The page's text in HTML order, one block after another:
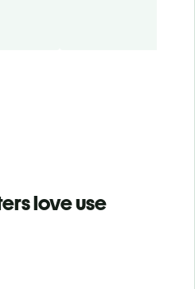
love use